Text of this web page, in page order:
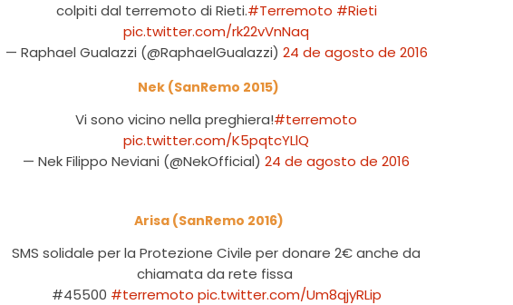
colpiti dal terremoto di Rieti.#Terremoto #Rieti
pic.twitter.com/rk22vVnNaq
— Raphael Gualazzi (@RaphaelGualazzi) 24 de agosto de 2016
Nek (SanRemo 2015)
Vi sono vicino nella preghiera!#terremoto
pic.twitter.com/K5pqtcYLlQ
— Nek Filippo Neviani (@NekOfficial) 24 de agosto de 2016
Arisa (SanRemo 2016)
SMS solidale per la Protezione Civile per donare 2€ anche da
chiamata da rete fissa
#45500 #terremoto pic.twitter.com/Um8qjyRLip